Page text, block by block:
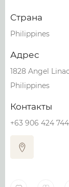
Страна
Philippines
Адрес
1828 Angel
Philippines
Контакты
+63 906 424